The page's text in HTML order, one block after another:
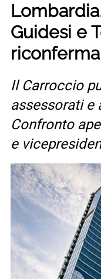
Guidesi e
Il Carroccio
assessorati e
Confronto
e